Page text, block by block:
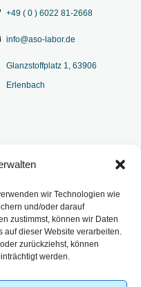
wir Technologien wie
und/oder darauf
zustimmst, können wir Daten
auf dieser Website verarbeiten.
zurückziehst, können
werden.
+49 ( 0 ) 6022 81-2668
info@aso-labor.de
Glanzstoffplatz 1, 63906
Erlenbach